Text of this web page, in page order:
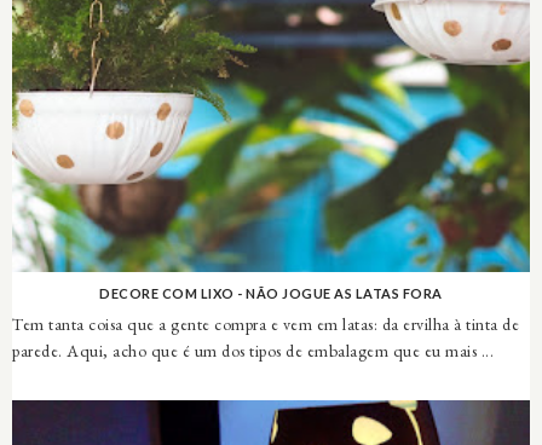
DECORE COM LIXO - NÃO JOGUE AS LATAS FORA
Tem tanta coisa que a gente compra e vem em latas: da ervilha à tinta de
parede. Aqui, acho que é um dos tipos de embalagem que eu mais ...